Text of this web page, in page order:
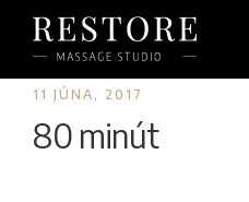
11 JÚNA, 2017
80 minút